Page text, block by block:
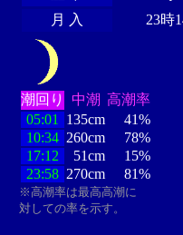
月 入
23時
潮回り 中潮 高潮率
05:01
135cm
41%
10:34 260cm
78%
17:12
51cm
15%
23:58 270cm 81%
※高潮率は最高高潮に
対しての率を示す。